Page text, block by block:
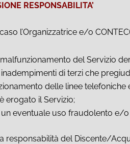
RESPONSABILITA’
l’Organizzatrice e/o
del Servizio
di terzi che
delle linee
erogato il Servizio;
eventuale uso fraudolento e/
responsabilità del Discente/